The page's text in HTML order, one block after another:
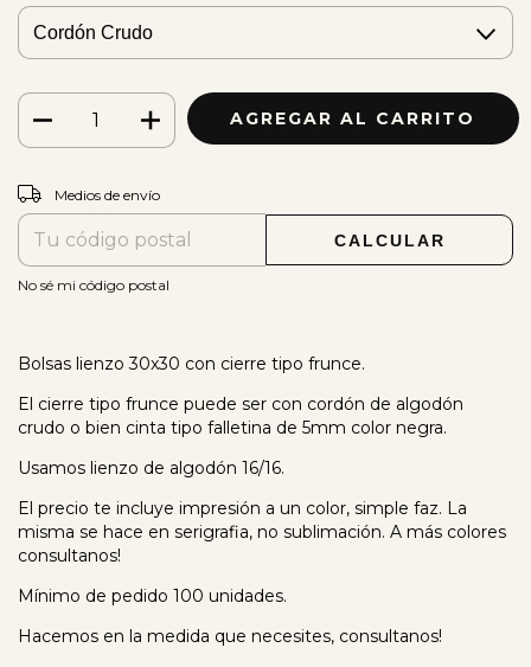
Entregas para el CP:
Medios de envío
CALCULAR
No sé mi código postal
Bolsas lienzo 30x30 con cierre tipo frunce.
El cierre tipo frunce puede ser con cordón de algodón
crudo o bien cinta tipo falletina de 5mm color negra.
Usamos lienzo de algodón 16/16.
El precio te incluye impresión a un color, simple faz. La
misma se hace en serigrafia, no sublimación. A más colores
consultanos!
Mínimo de pedido 100 unidades.
Hacemos en la medida que necesites, consultanos!